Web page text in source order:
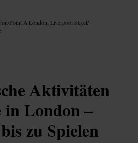
/Point A London, Liverpool Street/
Aktivitäten
in London –
zu Spielen